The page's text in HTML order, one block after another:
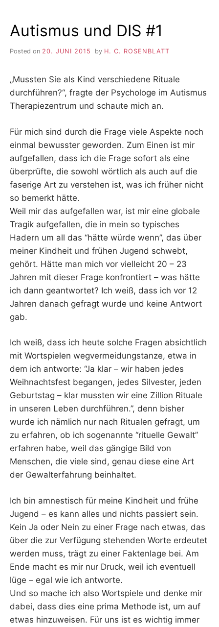
Autismus und DIS #1
Posted on 20. JUNI 2015 by H. C. ROSENBLATT
„Mussten Sie als Kind verschiedene Rituale
durchführen?“, fragte der Psychologe im Autismus
Therapiezentrum und schaute mich an.
Für mich sind durch die Frage viele Aspekte noch
einmal bewusster geworden. Zum Einen ist mir
aufgefallen, dass ich die Frage sofort als eine
überprüfte, die sowohl wörtlich als auch auf die
faserige Art zu verstehen ist, was ich früher nicht
so bemerkt hätte.
Weil mir das aufgefallen war, ist mir eine globale
Tragik aufgefallen, die in mein so typisches
Hadern um all das “hätte würde wenn”, das über
meiner Kindheit und frühen Jugend schwebt,
gehört. Hätte man mich vor vielleicht 20 – 23
Jahren mit dieser Frage konfrontiert – was hätte
ich dann geantwortet? Ich weiß, dass ich vor 12
Jahren danach gefragt wurde und keine Antwort
gab.
Ich weiß, dass ich heute solche Fragen absichtlich
mit Wortspielen wegvermeidungstanze, etwa in
dem ich antworte: “Ja klar – wir haben jedes
Weihnachtsfest begangen, jedes Silvester, jeden
Geburtstag – klar mussten wir eine Zillion Rituale
in unseren Leben durchführen.”, denn bisher
wurde ich nämlich nur nach Ritualen gefragt, um
zu erfahren, ob ich sogenannte “rituelle Gewalt”
erfahren habe, weil das gängige Bild von
Menschen, die viele sind, genau diese eine Art
der Gewalterfahrung beinhaltet.
Ich bin amnestisch für meine Kindheit und frühe
Jugend – es kann alles und nichts passiert sein.
Kein Ja oder Nein zu einer Frage nach etwas, das
über die zur Verfügung stehenden Worte erdeutet
werden muss, trägt zu einer Faktenlage bei. Am
Ende macht es mir nur Druck, weil ich eventuell
lüge – egal wie ich antworte.
Und so mache ich also Wortspiele und denke mir
dabei, dass dies eine prima Methode ist, um auf
etwas hinzuweisen. Für uns ist es wichtig immer